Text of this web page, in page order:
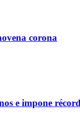
corona
e impone